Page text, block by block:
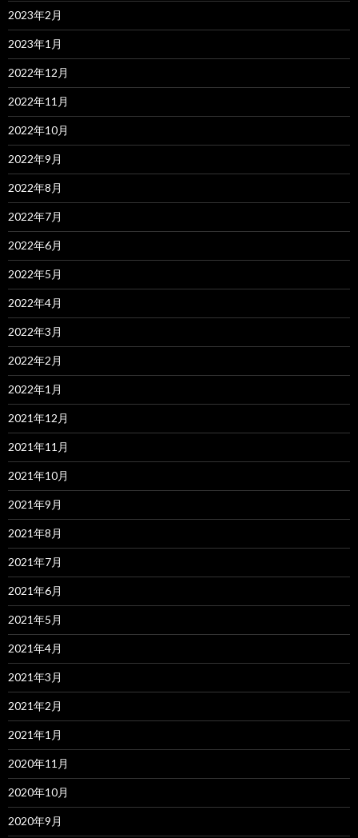
2023年2月
2023年1月
2022年12月
2022年11月
2022年10月
2022年9月
2022年8月
2022年7月
2022年6月
2022年5月
2022年4月
2022年3月
2022年2月
2022年1月
2021年12月
2021年11月
2021年10月
2021年9月
2021年8月
2021年7月
2021年6月
2021年5月
2021年4月
2021年3月
2021年2月
2021年1月
2020年11月
2020年10月
2020年9月